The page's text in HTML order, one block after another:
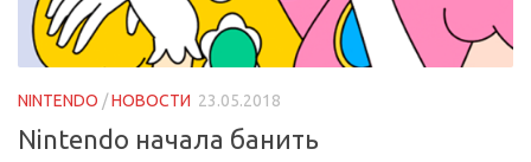
NINTENDO /НОВОСТИ 23.05.2018
Nintendo начала банить